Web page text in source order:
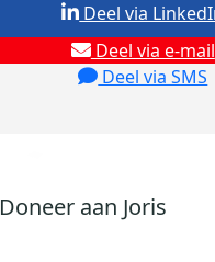
Deel via e-mail
Deel via SMS
Deel via
Doneer aan Joris